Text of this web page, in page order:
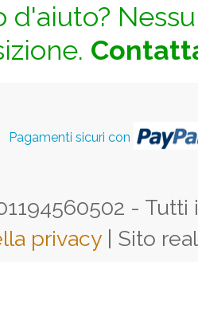
d'aiuto?
Pagamenti sicuri con
-
privacy | Sito